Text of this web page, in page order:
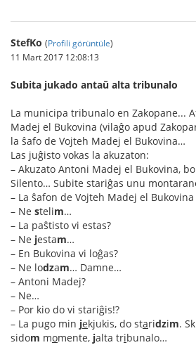
StefKo (Profili görüntüle)
11 Mart 2017 12:08:13
Subita jukado antaŭ alta tribunalo
La municipa tribunalo en Zakopane...
Madej el Bukovina (vilaĝo apud
la ŝafo de Vojteh Madej el Bukovina…
Las juĝisto vokas la akuzaton:
– Akuzato Antoni Madej el Bukovina,
Silento… Subite stariĝas unu
– La ŝafon de Vojteh Madej el
– Ne stelim…
– La paŝtisto vi estas?
– Ne jestam…
– En Bukovina vi loĝas?
– Ne lodzam… Damne…
– Antoni Madej?
– Ne…
– Por kio do vi stariĝis!?
– La pugo min jekjukis, do staridzim.
sidom momente, jalta tribunalo…